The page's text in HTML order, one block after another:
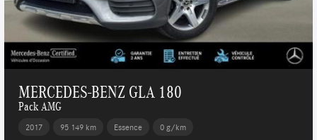
MERCEDES-BENZ GLA 180
Pack AMG
2017 95 149 km Essence 0 g/km